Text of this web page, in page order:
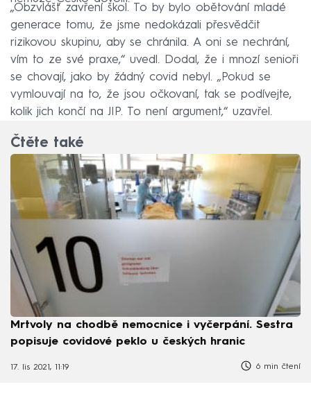
„Obzvlášť zavření škol. To by bylo obětování mladé
generace tomu, že jsme nedokázali přesvědčit
rizikovou skupinu, aby se chránila. A oni se nechrání,
vím to ze své praxe,“ uvedl. Dodal, že i mnozí senioři
se chovají, jako by žádný covid nebyl. „Pokud se
vymlouvají na to, že jsou očkovaní, tak se podívejte,
kolik jich končí na JIP. To není argument,“ uzavřel.
Čtěte také
Mrtvoly na chodbě nemocnice i vyčerpání. Sestra
popisuje covidové peklo u českých hranic
17. lis 2021, 11:19 6 min čtení